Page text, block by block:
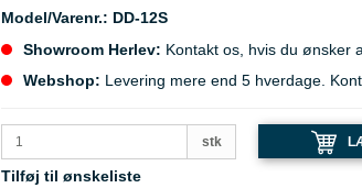
Model/Varenr.: DD-12S
Showroom Herlev: Kontakt os, hvis du ønsker
Webshop: Levering mere end 5 hverdage.
stk
Tilføj til ønskeliste